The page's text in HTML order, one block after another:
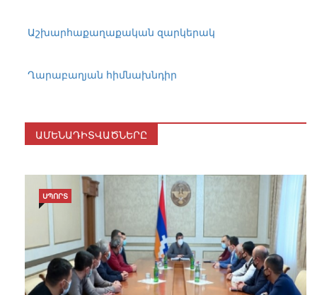
Աշխարհաքաղաքական զարկերակ
Ղարաբաղյան հիմնախնդիր
ԱՄԵՆԱԴԻՏՎԱԾՆԵՐԸ
ՍՊՈՐՏ